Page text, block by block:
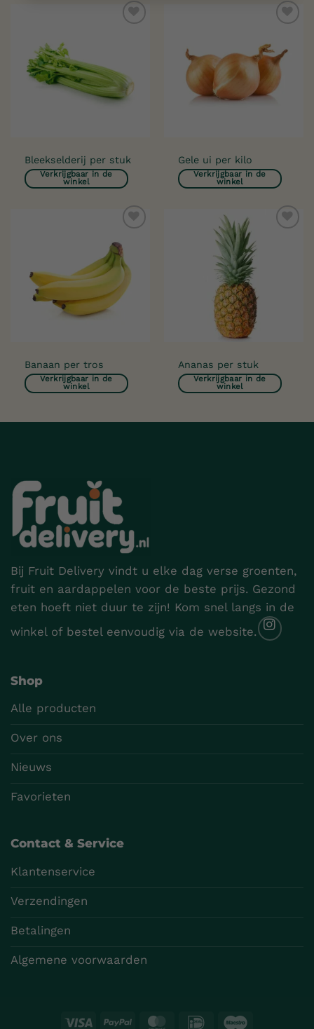
Bleekselderij per stuk
Verkrijgbaar in de
winkel
aan
verlanglijst
Gele ui per kilo
Verkrijgbaar in de
winkel
aan
verlanglijst
Banaan per tros
Verkrijgbaar in de
winkel
verlanglijst
Ananas per stuk
Verkrijgbaar in de
winkel
Bij Fruit Delivery vindt u elke dag verse groenten,
fruit en aardappelen voor de beste prijs. Gezond
eten hoeft niet duur te zijn! Kom snel langs in de
winkel of bestel eenvoudig via de website.
Shop
Alle producten
Over ons
Nieuws
Favorieten
Contact & Service
Klantenservice
Verzendingen
Betalingen
Algemene voorwaarden
Visa PayPal MasterCard
IDeal